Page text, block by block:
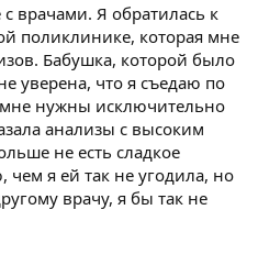
врачами. Я обратилась к
поликлинике, которая мне
Бабушка, которой было
уверена, что я съедаю по
мне нужны исключительно
анализы с высоким
не есть сладкое
я ей так не угодила, но
врачу, я бы так не